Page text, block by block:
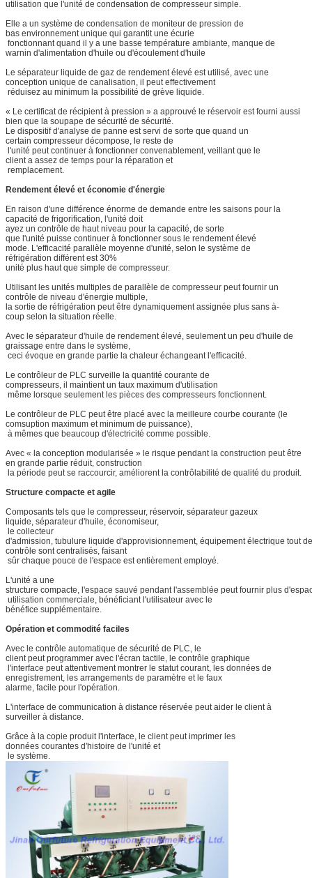
utilisation que l'unité de condensation de compresseur simple.
Elle a un système de condensation de moniteur de pression de
bas environnement unique qui garantit une écurie
fonctionnant quand il y a une basse température ambiante, manque de
warnin d'alimentation d'huile ou d'écoulement d'huile
Le séparateur liquide de gaz de rendement élevé est utilisé, avec une
conception unique de canalisation, il peut effectivement
réduisez au minimum la possibilité de grève liquide.
« Le certificat de récipient à pression » a approuvé le réservoir est fourni aussi
bien que la soupape de sécurité de sécurité.
Le dispositif d'analyse de panne est servi de sorte que quand un
certain compresseur décompose, le reste de
l'unité peut continuer à fonctionner convenablement, veillant que le
client a assez de temps pour la réparation et
remplacement.
Rendement élevé et économie d'énergie
En raison d'une différence énorme de demande entre les saisons pour la
capacité de frigorification, l'unité doit
ayez un contrôle de haut niveau pour la capacité, de sorte
que l'unité puisse continuer à fonctionner sous le rendement élevé
mode. L'efficacité parallèle moyenne d'unité, selon le système de
réfrigération différent est 30%
unité plus haut que simple de compresseur.
Utilisant les unités multiples de parallèle de compresseur peut fournir un
contrôle de niveau d'énergie multiple,
la sortie de réfrigération peut être dynamiquement assignée plus sans à-
coup selon la situation réelle.
Avec le séparateur d'huile de rendement élevé, seulement un peu d'huile de
graissage entre dans le système,
ceci évoque en grande partie la chaleur échangeant l'efficacité.
Le contrôleur de PLC surveille la quantité courante de
compresseurs, il maintient un taux maximum d'utilisation
même lorsque seulement les pièces des compresseurs fonctionnent.
Le contrôleur de PLC peut être placé avec la meilleure courbe courante (le
comsuption maximum et minimum de puissance),
à mêmes que beaucoup d'électricité comme possible.
Avec « la conception modularisée » le risque pendant la construction peut être
en grande partie réduit, construction
la période peut se raccourcir, améliorent la contrôlabilité de qualité du produit.
Structure compacte et agile
Composants tels que le compresseur, réservoir, séparateur gazeux
liquide, séparateur d'huile, économiseur,
le collecteur
d'admission, tubulure liquide d'approvisionnement, équipement électrique tout de
contrôle sont centralisés, faisant
sûr chaque pouce de l'espace est entièrement employé.
L'unité a une
structure compacte, l'espace sauvé pendant l'assemblée peut fournir plus
utilisation commerciale, bénéficiant l'utilisateur avec le
bénéfice supplémentaire.
Opération et commodité faciles
Avec le contrôle automatique de sécurité de PLC, le
client peut programmer avec l'écran tactile, le contrôle graphique
l'interface peut attentivement montrer le statut courant, les données de
enregistrement, les arrangements de paramètre et le faux
alarme, facile pour l'opération.
L'interface de communication à distance réservée peut aider le client à
surveiller à distance.
Grâce à la copie produit l'interface, le client peut imprimer les
données courantes d'histoire de l'unité et
le système.